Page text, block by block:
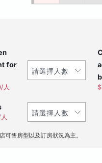
for
人
可售房型以及訂房狀況為主。